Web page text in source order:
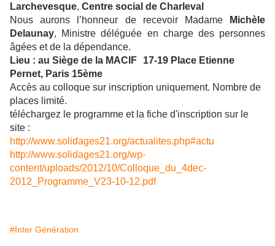
Larchevesque, Centre social de Charleval
Nous aurons l’honneur de recevoir Madame
Michèle
Delaunay, Ministre déléguée en charge des personnes
âgées et de la dépendance.
Lieu : au Siège de la MACIF
17-19 Place Etienne
Pernet, Paris 15ème
Accès au colloque sur inscription uniquement. Nombre de
places limité.
téléchargez le programme et la fiche d'inscription sur le
site :
http://www.solidages21.org/actualites.php#actu
http://www.solidages21.org/wp-
content/uploads/2012/10/Colloque_du_4dec-
2012_Programme_V23-10-12.pdf
#Inter Génération